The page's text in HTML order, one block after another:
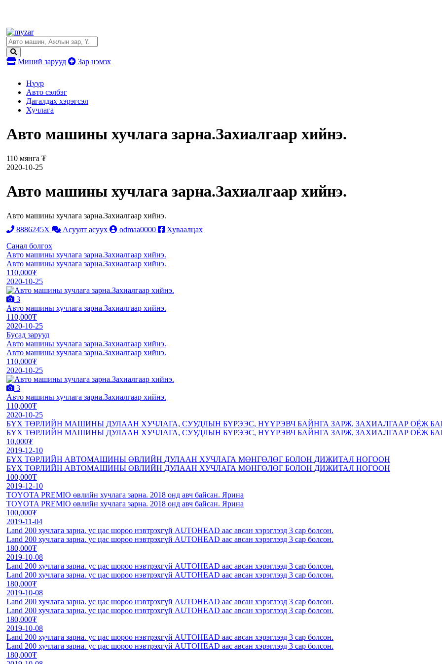
Миний зарууд Зар нэмэх
Нүүр
Авто сэлбэг
Дагалдах хэрэгсэл
Хучлага
Авто машины хучлага зарна.Захиалгаар хийнэ.
110 мянга ₮
2020-10-25
Авто машины хучлага зарна.Захиалгаар хийнэ.
Авто машины хучлага зарна.Захиалгаар хийнэ.
8886245X
Асуулт асуух odmaa0000
Хуваалцах
Санал болгох
Авто машины хучлага зарна.Захиалгаар хийнэ.
Авто машины хучлага зарна.Захиалгаар хийнэ.
110,000₮
2020-10-25
3
Авто машины хучлага зарна.Захиалгаар хийнэ.
110,000₮
2020-10-25
Бусад зарууд
Авто машины хучлага зарна.Захиалгаар хийнэ.
Авто машины хучлага зарна.Захиалгаар хийнэ.
110,000₮
2020-10-25
3
Авто машины хучлага зарна.Захиалгаар хийнэ.
110,000₮
2020-10-25
БҮХ ТӨРЛИЙН МАШИНЫ ДУЛААН ХУЧЛАГА, СУУДЛЫН БҮРЭЭС, НҮҮРЭВЧ БАЙНГА ЗАРЖ, ЗАХИАЛГААР ОЁЖ
БҮХ ТӨРЛИЙН МАШИНЫ ДУЛААН ХУЧЛАГА, СУУДЛЫН БҮРЭЭС, НҮҮРЭВЧ БАЙНГА ЗАРЖ, ЗАХИАЛГААР ОЁЖ
10,000₮
2019-12-10
БҮХ ТӨРЛИЙН АВТОМАШИНЫ ӨВЛИЙН ДУЛААН ХУЧЛАГА МӨНГӨЛӨГ БОЛОН ДИЖИТАЛ НОГООН
БҮХ ТӨРЛИЙН АВТОМАШИНЫ ӨВЛИЙН ДУЛААН ХУЧЛАГА МӨНГӨЛӨГ БОЛОН ДИЖИТАЛ НОГООН
100,000₮
2019-12-10
TOYOTA PREMIO өвлийн хучлага зарна. 2018 онд авч байсан. Ярина
TOYOTA PREMIO өвлийн хучлага зарна. 2018 онд авч байсан. Ярина
100,000₮
2019-11-04
Land 200 хучлага зарна. ус цас шороо нэвтрэхгүй AUTOHEAD аас авсан хэрэглээд 3 сар болсон.
Land 200 хучлага зарна. ус цас шороо нэвтрэхгүй AUTOHEAD аас авсан хэрэглээд 3 сар болсон.
180,000₮
2019-10-08
Land 200 хучлага зарна. ус цас шороо нэвтрэхгүй AUTOHEAD аас авсан хэрэглээд 3 сар болсон.
Land 200 хучлага зарна. ус цас шороо нэвтрэхгүй AUTOHEAD аас авсан хэрэглээд 3 сар болсон.
180,000₮
2019-10-08
Land 200 хучлага зарна. ус цас шороо нэвтрэхгүй AUTOHEAD аас авсан хэрэглээд 3 сар болсон.
Land 200 хучлага зарна. ус цас шороо нэвтрэхгүй AUTOHEAD аас авсан хэрэглээд 3 сар болсон.
180,000₮
2019-10-08
Land 200 хучлага зарна. ус цас шороо нэвтрэхгүй AUTOHEAD аас авсан хэрэглээд 3 сар болсон.
Land 200 хучлага зарна. ус цас шороо нэвтрэхгүй AUTOHEAD аас авсан хэрэглээд 3 сар болсон.
180,000₮